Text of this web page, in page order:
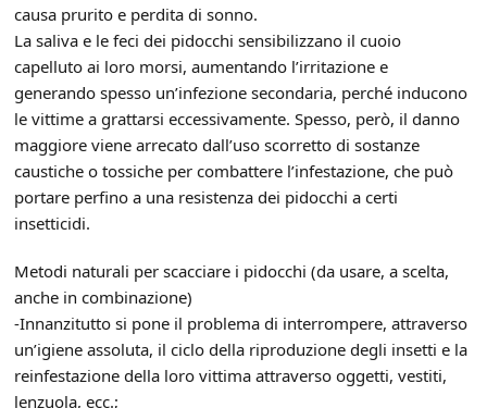
causa prurito e perdita di sonno.
La saliva e le feci dei pidocchi sensibilizzano il cuoio
capelluto ai loro morsi, aumentando l’irritazione e
generando spesso un’infezione secondaria, perché inducono
le vittime a grattarsi eccessivamente. Spesso, però, il danno
maggiore viene arrecato dall’uso scorretto di sostanze
caustiche o tossiche per combattere l’infestazione, che può
portare perfino a una resistenza dei pidocchi a certi
insetticidi.
Metodi naturali per scacciare i pidocchi (da usare, a scelta,
anche in combinazione)
-Innanzitutto si pone il problema di interrompere, attraverso
un’igiene assoluta, il ciclo della riproduzione degli insetti e la
reinfestazione della loro vittima attraverso oggetti, vestiti,
lenzuola, ecc.;